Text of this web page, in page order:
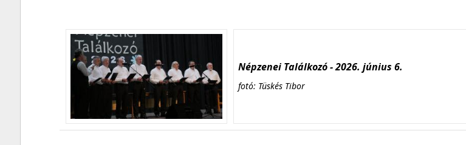
Népzenei Találkozó - 2026. június 6.
fotó: Tüskés Tibor